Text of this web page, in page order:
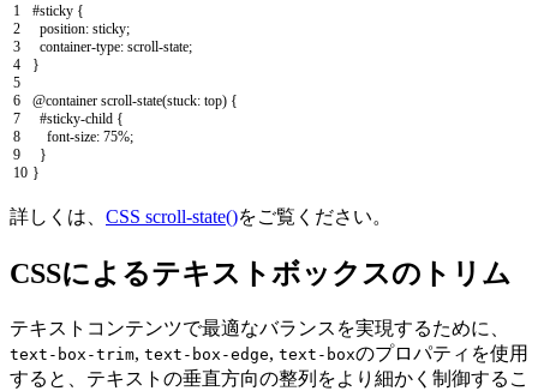
1
2
3
4
5
6
7
8
9
10
#sticky {
position: sticky;
container-type: scroll-state;
}
@container scroll-state(stuck: top) {
#sticky-child {
font-size: 75%;
}
}
詳しくは、 CSS scroll-state()をご覧ください。
CSSによるテキストボックスのトリム
テキストコンテンツで最適なバランスを実現するために、
text-box-trim, text-box-edge, text-boxのプロパティを使用
すると、テキストの垂直方向の整列をより細かく制御するこ